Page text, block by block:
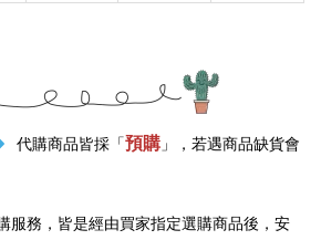
代購商品皆採「預購」，若遇商品缺貨會
服務，皆是經由買家指定選購商品後，安